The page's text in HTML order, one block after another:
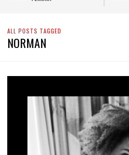
ALL POSTS TAGGED
NORMAN